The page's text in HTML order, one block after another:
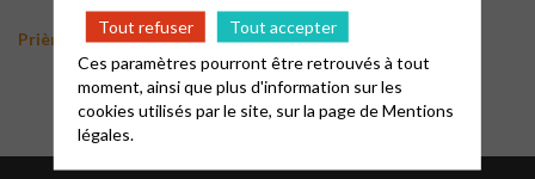
Prière pour le bon usage du monde numérique
Tout refuser
Tout accepter
Ces paramètres pourront être retrouvés à tout
moment, ainsi que plus d'information sur les
cookies utilisés par le site, sur la page deMentions
légales.